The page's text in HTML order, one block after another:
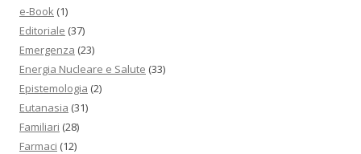
e-Book (1)
Editoriale (37)
Emergenza (23)
Energia Nucleare e Salute (33)
Epistemologia (2)
Eutanasia (31)
Familiari (28)
Farmaci (12)